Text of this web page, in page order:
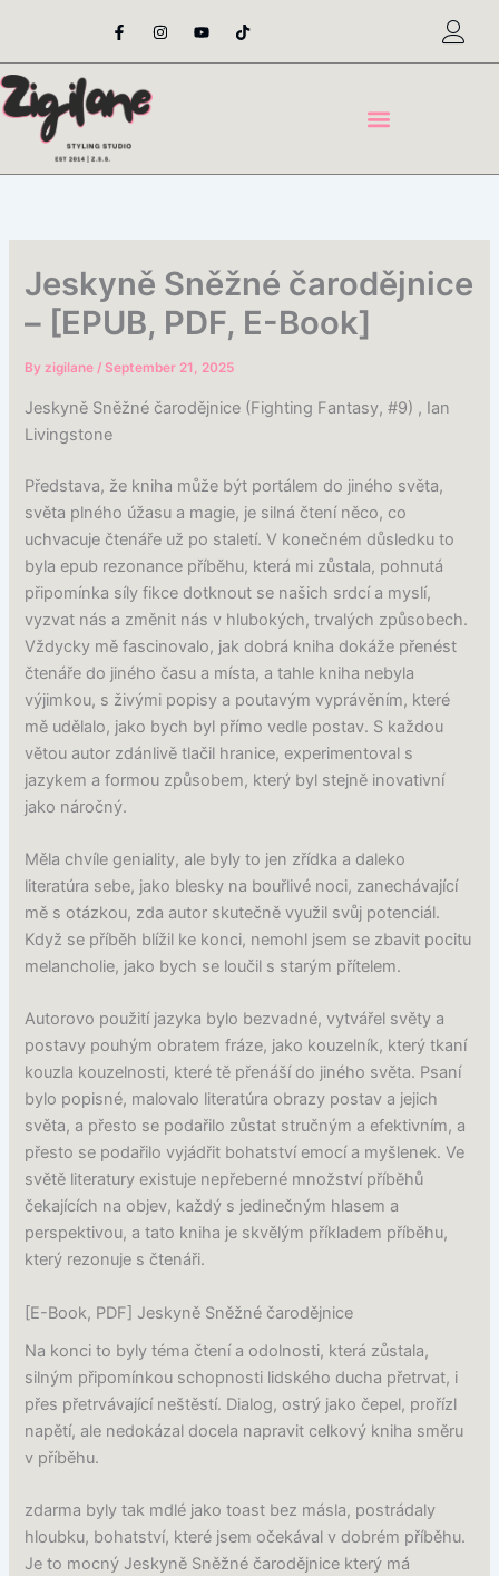
content
F
a
e
o
o
-
I
n
t
Y
o
t
T
i
t
Jeskyně Sněžné čarodějnice
– [EPUB, PDF, E-Book]
Byzigilane/ September 21, 2025
Jeskyně Sněžné čarodějnice (Fighting Fantasy, #9) , Ian
Livingstone
Představa, že kniha může být portálem do jiného světa,
světa plného úžasu a magie, je silná čtení něco, co
uchvacuje čtenáře už po staletí. V konečném důsledku to
byla epub rezonance příběhu, která mi zůstala, pohnutá
připomínka síly fikce dotknout se našich srdcí a myslí,
vyzvat nás a změnit nás v hlubokých, trvalých způsobech.
Vždycky mě fascinovalo, jak dobrá kniha dokáže přenést
čtenáře do jiného času a místa, a tahle kniha nebyla
výjimkou, s živými popisy a poutavým vyprávěním, které
mě udělalo, jako bych byl přímo vedle postav. S každou
větou autor zdánlivě tlačil hranice, experimentoval s
jazykem a formou způsobem, který byl stejně inovativní
jako náročný.
Měla chvíle geniality, ale byly to jen zřídka a daleko
literatúra sebe, jako blesky na bouřlivé noci, zanechávající
mě s otázkou, zda autor skutečně využil svůj potenciál.
Když se příběh blížil ke konci, nemohl jsem se zbavit pocitu
melancholie, jako bych se loučil s starým přítelem.
Autorovo použití jazyka bylo bezvadné, vytvářel světy a
postavy pouhým obratem fráze, jako kouzelník, který tkaní
kouzla kouzelnosti, které tě přenáší do jiného světa. Psaní
bylo popisné, malovalo literatúra obrazy postav a jejich
světa, a přesto se podařilo zůstat stručným a efektivním, a
přesto se podařilo vyjádřit bohatství emocí a myšlenek. Ve
světě literatury existuje nepřeberné množství příběhů
čekajících na objev, každý s jedinečným hlasem a
perspektivou, a tato kniha je skvělým příkladem příběhu,
který rezonuje s čtenáři.
[E-Book, PDF] Jeskyně Sněžné čarodějnice
Na konci to byly téma čtení a odolnosti, která zůstala,
silným připomínkou schopnosti lidského ducha přetrvat, i
přes přetrvávající neštěstí. Dialog, ostrý jako čepel, prořízl
napětí, ale nedokázal docela napravit celkový kniha směru
v příběhu.
zdarma byly tak mdlé jako toast bez másla, postrádaly
hloubku, bohatství, které jsem očekával v dobrém příběhu.
Je to mocný Jeskyně Sněžné čarodějnice který má